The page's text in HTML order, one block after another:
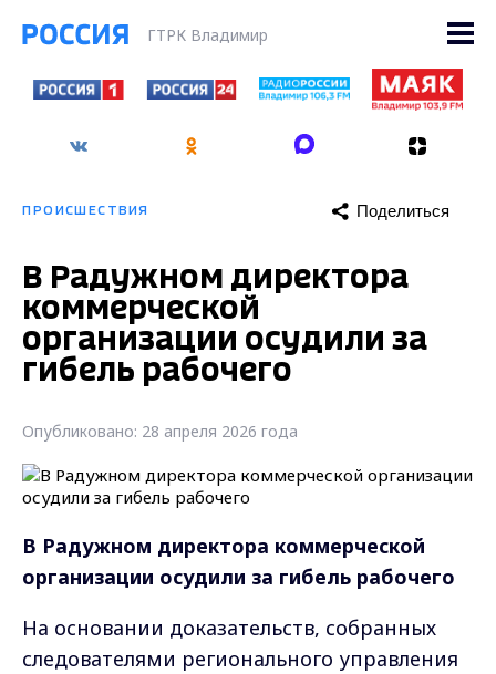
ГТРК Владимир
ПРОИСШЕСТВИЯ Поделиться
В Радужном директора
коммерческой
организации осудили за
гибель рабочего
Опубликовано: 28 апреля 2026 года
В Радужном директора коммерческой
организации осудили за гибель рабочего
На основании доказательств, собранных
следователями регионального управления